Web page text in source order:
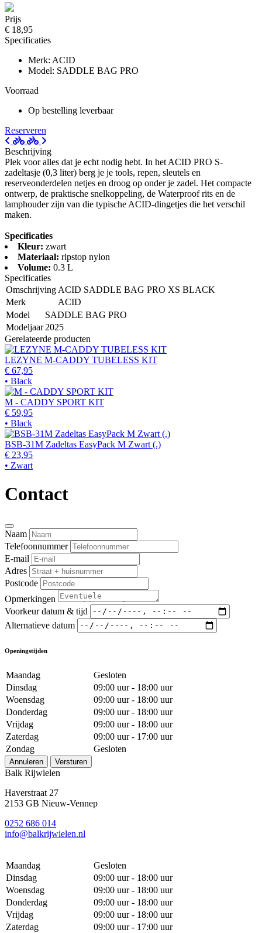
Prijs
€ 18,95
Specificaties
Merk: ACID
Model: SADDLE BAG PRO
Voorraad
Op bestelling leverbaar
Reserveren
Beschrijving
Plek voor alles dat je echt nodig hebt. In het ACID PRO S-
zadeltasje (0,3 liter) berg je je tools, repen, sleutels en
reserveonderdelen netjes en droog op onder je zadel. Het compacte
ontwerp, de praktische snelkoppeling, de Waterproof rits en de
lamphouder zijn van die typische ACID-dingetjes die het verschil
maken.
Specificaties
Kleur: zwart
Materiaal: ripstop nylon
Volume: 0.3 L
Specificaties
Omschrijving ACID SADDLE BAG PRO XS BLACK
Merk
ACID
Model
SADDLE BAG PRO
Modeljaar 2025
Gerelateerde producten
LEZYNE M-CADDY TUBELESS KIT
€ 67,95
• Black
M - CADDY SPORT KIT
€ 59,95
• Black
BSB-31M Zadeltas EasyPack M Zwart (.)
€ 23,95
• Zwart
Contact
Naam
Telefoonnummer
E-mail
Adres
Postcode
Opmerkingen
Voorkeur datum & tijd
Alternatieve datum
Openingstijden
Maandag
Gesloten
Dinsdag
09:00 uur - 18:00 uur
Woensdag
09:00 uur - 18:00 uur
Donderdag
09:00 uur - 18:00 uur
Vrijdag
09:00 uur - 18:00 uur
Zaterdag
09:00 uur - 17:00 uur
Zondag
Gesloten
Annuleren Versturen
Balk Rijwielen
Haverstraat 27
2153 GB Nieuw-Vennep
0252 686 014
info@balkrijwielen.nl
Maandag
Gesloten
Dinsdag
09:00 uur - 18:00 uur
Woensdag
09:00 uur - 18:00 uur
Donderdag
09:00 uur - 18:00 uur
Vrijdag
09:00 uur - 18:00 uur
Zaterdag
09:00 uur - 17:00 uur